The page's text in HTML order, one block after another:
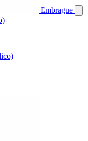
Embrague